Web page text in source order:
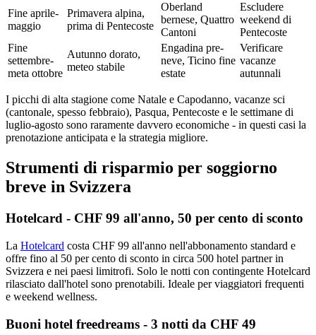
Fine aprile-
maggio
Primavera alpina,
prima di Pentecoste
Oberland
bernese, Quattro
Cantoni
Escludere
weekend di
Pentecoste
Fine
settembre-
meta ottobre
Autunno dorato,
meteo stabile
Engadina pre-
neve, Ticino fine
estate
Verificare
vacanze
autunnali
I picchi di alta stagione come Natale e Capodanno, vacanze sci
(cantonale, spesso febbraio), Pasqua, Pentecoste e le settimane di
luglio-agosto sono raramente davvero economiche - in questi casi la
prenotazione anticipata e la strategia migliore.
Strumenti di risparmio per soggiorno
breve in Svizzera
Hotelcard - CHF 99 all'anno, 50 per cento di sconto
La Hotelcard costa CHF 99 all'anno nell'abbonamento standard e
offre fino al 50 per cento di sconto in circa 500 hotel partner in
Svizzera e nei paesi limitrofi. Solo le notti con contingente Hotelcard
rilasciato dall'hotel sono prenotabili. Ideale per viaggiatori frequenti
e weekend wellness.
Buoni hotel freedreams - 3 notti da CHF 49